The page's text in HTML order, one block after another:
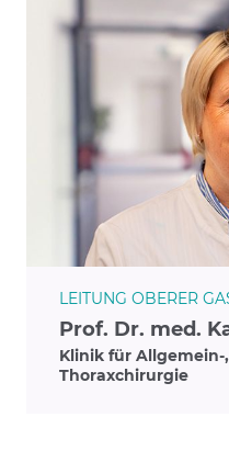
LEITUNG OBERER
Prof. Dr. med.
Klinik für Allgemein-
Thoraxchirurgie